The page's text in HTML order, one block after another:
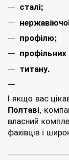
сталі;
профілю;
титану.
І якщо вас
Полтаві,
власний
фахівців і